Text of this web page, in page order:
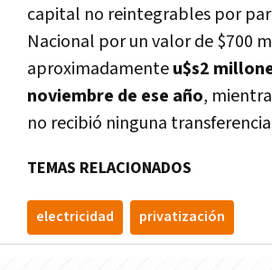
capital no reintegrables por
Nacional por un valor de $700
aproximadamenteu$s2
noviembre de ese año,
no recibió ninguna
TEMAS RELACIONADOS
electricidad privatización